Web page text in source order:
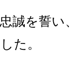
誠を誓い
た。